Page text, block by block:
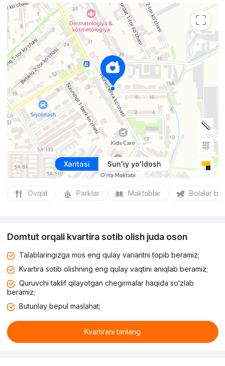
Xaritasi Sun'iy yo'ldosh
Ovqat Parklar Maktablar Bolalar
Domtut orqali kvartira sotib olish juda oson
Talablaringizga mos eng qulay variantni topib beramiz;
Kvartira sotib olishning eng qulay vaqtini aniqlab beramiz;
Quruvchi taklif qilayotgan chegirmalar haqida so‘zlab
beramiz;
Butunlay bepul maslahat;
Kvartirani tanlang